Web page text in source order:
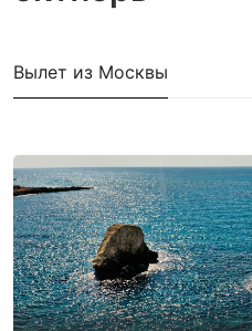
Вылет из Москвы